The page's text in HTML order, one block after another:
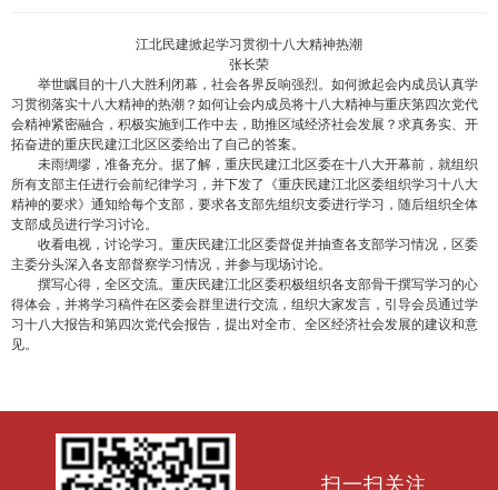
江北民建掀起学习贯彻十八大精神热潮
张长荣
举世瞩目的十八大胜利闭幕，社会各界反响强烈。如何掀起会内成员认真学
习贯彻落实十八大精神的热潮？如何让会内成员将十八大精神与重庆第四次党代
会精神紧密融合，积极实施到工作中去，助推区域经济社会发展？求真务实、开
拓奋进的重庆民建江北区区委给出了自己的答案。
未雨绸缪，准备充分。据了解，重庆民建江北区委在十八大开幕前，就组织
所有支部主任进行会前纪律学习，并下发了《重庆民建江北区委组织学习十八大
精神的要求》通知给每个支部，要求各支部先组织支委进行学习，随后组织全体
支部成员进行学习讨论。
收看电视，讨论学习。重庆民建江北区委督促并抽查各支部学习情况，区委
主委分头深入各支部督察学习情况，并参与现场讨论。
撰写心得，全区交流。重庆民建江北区委积极组织各支部骨干撰写学习的心
得体会，并将学习稿件在区委会群里进行交流，组织大家发言，引导会员通过学
习十八大报告和第四次党代会报告，提出对全市、全区经济社会发展的建议和意
见。
扫一扫关注